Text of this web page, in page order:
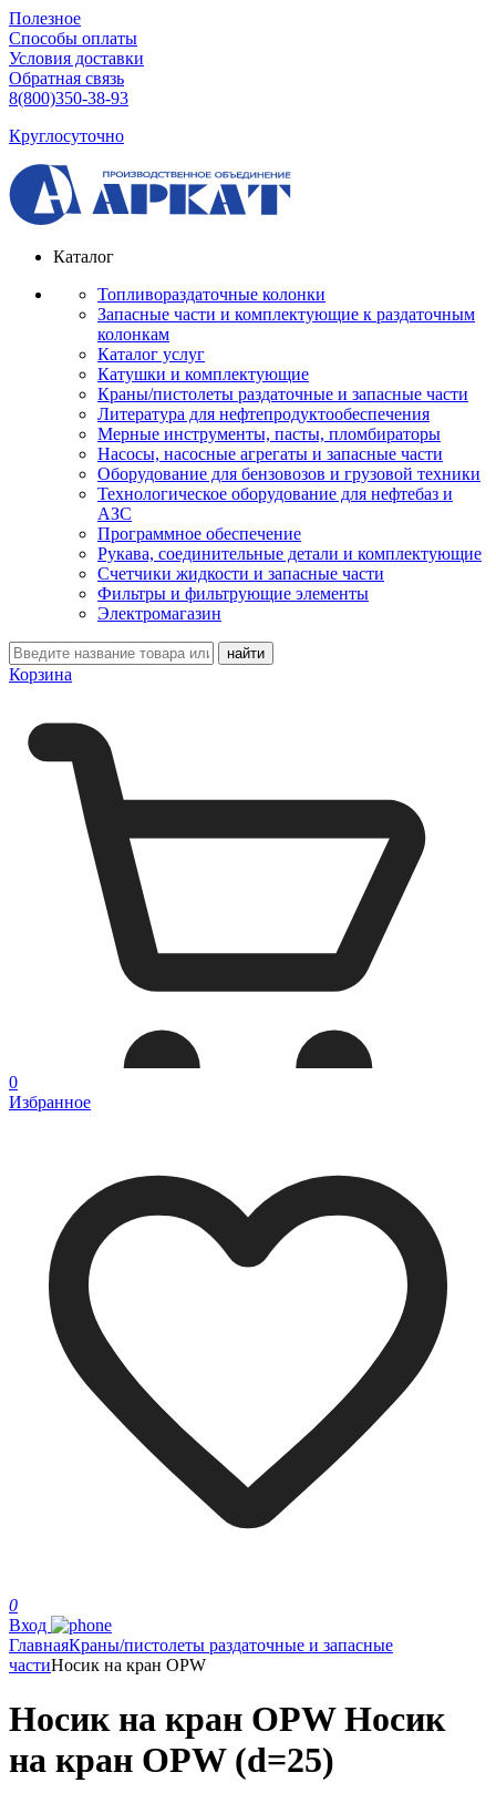
Полезное
Способы оплаты
Условия доставки
Обратная связь
8(800)350-38-93
Круглосуточно
Каталог
Топливораздаточные колонки
Запасные части и комплектующие к раздаточным
колонкам
Каталог услуг
Катушки и комплектующие
Краны/пистолеты раздаточные и запасные части
Литература для нефтепродуктообеспечения
Мерные инструменты, пасты, пломбираторы
Насосы, насосные агрегаты и запасные части
Оборудование для бензовозов и грузовой техники
Технологическое оборудование для нефтебаз и
АЗС
Программное обеспечение
Рукава, соединительные детали и комплектующие
Счетчики жидкости и запасные части
Фильтры и фильтрующие элементы
Электромагазин
Корзина
0
Избранное
0
Вход
ГлавнаяКраны/пистолеты раздаточные и запасные
частиНосик на кран OPW
Носик на кран OPW Носик
на кран OPW (d=25)